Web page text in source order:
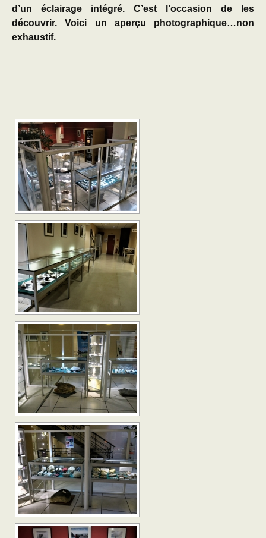
d’un éclairage intégré. C’est l’occasion de les
découvrir. Voici un aperçu photographique…non
exhaustif.